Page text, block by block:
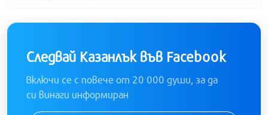
Следвай Казанлък във Facebook
Включи се с повече от 20 000 души, за да
си винаги информиран